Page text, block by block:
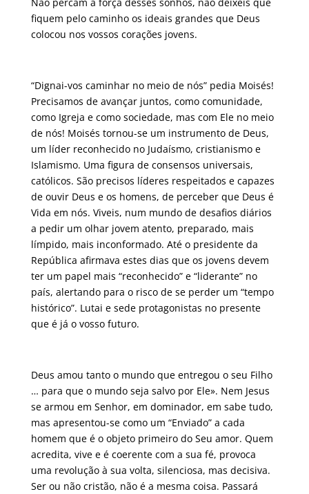
fiquem pelo caminho os ideais grandes que Deus
colocou nos vossos corações jovens.
“Dignai-vos caminhar no meio de nós” pedia Moisés!
Precisamos de avançar juntos, como comunidade,
como Igreja e como sociedade, mas com Ele no meio
de nós! Moisés tornou-se um instrumento de Deus,
um líder reconhecido no Judaísmo, cristianismo e
Islamismo. Uma figura de consensos universais,
católicos. São precisos líderes respeitados e capazes
de ouvir Deus e os homens, de perceber que Deus é
Vida em nós. Viveis, num mundo de desafios diários
a pedir um olhar jovem atento, preparado, mais
límpido, mais inconformado. Até o presidente da
República afirmava estes dias que os jovens devem
ter um papel mais “reconhecido” e “liderante” no
país, alertando para o risco de se perder um “tempo
histórico”. Lutai e sede protagonistas no presente
que é já o vosso futuro.
Deus amou tanto o mundo que entregou o seu Filho
… para que o mundo seja salvo por Ele». Nem Jesus
se armou em Senhor, em dominador, em sabe tudo,
mas apresentou-se como um “Enviado” a cada
homem que é o objeto primeiro do Seu amor. Quem
acredita, vive e é coerente com a sua fé, provoca
uma revolução à sua volta, silenciosa, mas decisiva.
Ser ou não cristão, não é a mesma coisa. Passará